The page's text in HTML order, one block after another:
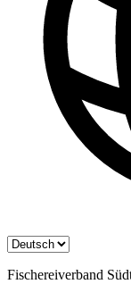
Fischereiverband